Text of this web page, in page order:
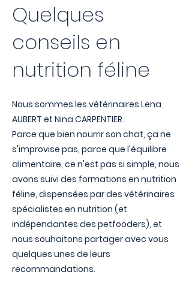
Quelques
conseils en
nutrition féline
Nous sommes les vétérinaires Lena
AUBERT et Nina CARPENTIER.
Parce que bien nourrir son chat, ça ne
s'improvise pas, parce que l'équilibre
alimentaire, ce n'est pas si simple, nous
avons suivi des formations en nutrition
féline, dispensées par des vétérinaires
spécialistes en nutrition (et
indépendantes des petfooders), et
nous souhaitons partager avec vous
quelques unes de leurs
recommandations.